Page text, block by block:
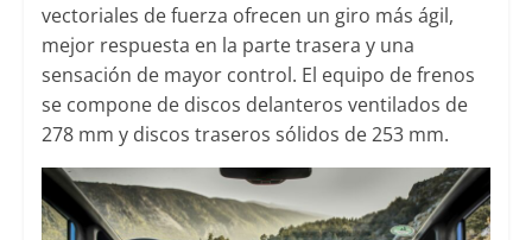
vectoriales de fuerza ofrecen un giro más ágil,
mejor respuesta en la parte trasera y una
sensación de mayor control. El equipo de frenos
se compone de discos delanteros ventilados de
278 mm y discos traseros sólidos de 253 mm.